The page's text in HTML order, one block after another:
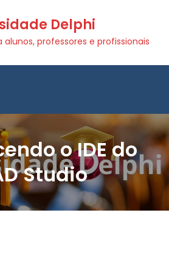
Delphi
alunos, professores e profissionais
o IDE do
Studio